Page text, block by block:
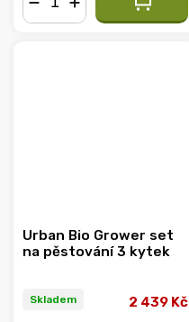
Urban Bio Grower set
na pěstování 3 kytek
Skladem 2 439 Kč